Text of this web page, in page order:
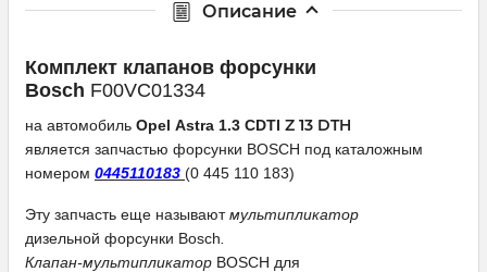
Описание
Комплект клапанов форсунки
Bosch F00VC01334
на автомобиль Opel Astra 1.3 CDTI Z 13 DTH
является запчастью форсунки BOSCH под каталожным
номером 0445110183 (0 445 110 183)
Эту запчасть еще называютмультипликатор
дизельной форсунки Bosch
Клапан-мультипликатор BOSCH для